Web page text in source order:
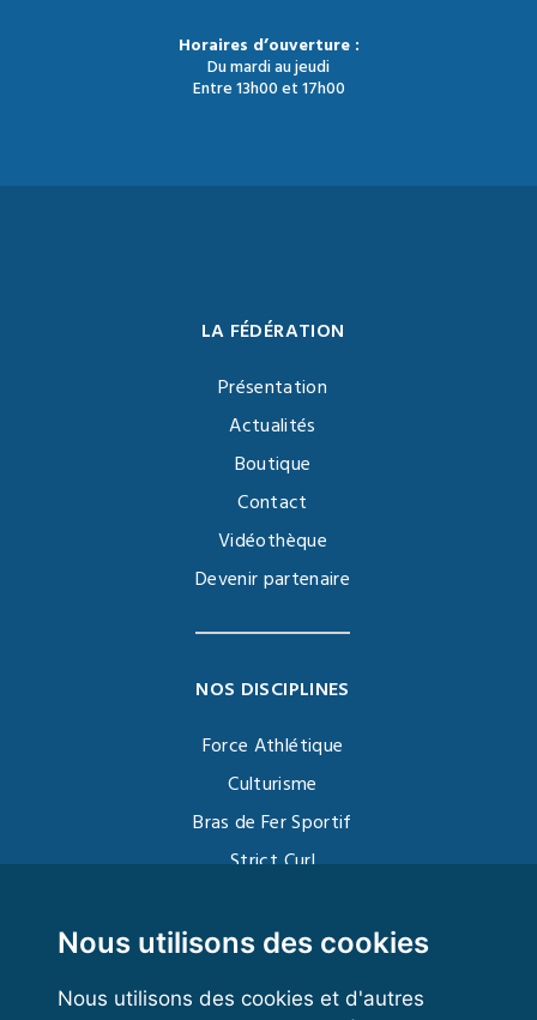
Nous utilisons des cookies
Nous utilisons des cookies et d'autres
Horaires d’ouverture :
Du mardi au jeudi
Entre 13h00 et 17h00
LA FÉDÉRATION
Présentation
Actualités
Boutique
Contact
Vidéothèque
Devenir partenaire
NOS DISCIPLINES
Force Athlétique
Culturisme
Bras de Fer Sportif
Strict Curl
Kettlebell